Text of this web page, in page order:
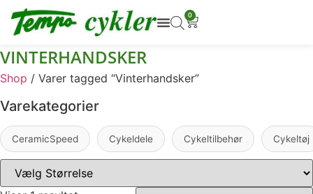
0
VINTERHANDSKER
Shop / Varer tagged “Vinterhandsker”
Varekategorier
CeramicSpeed Cykeldele Cykeltilbehør Cykeltøj